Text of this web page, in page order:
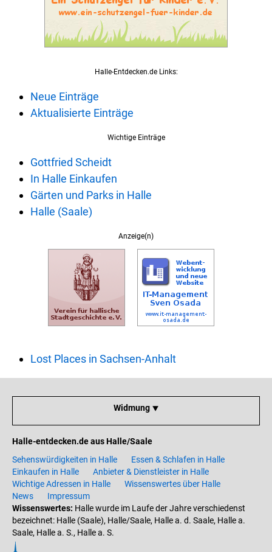
Halle-Entdecken.de Links:
Neue Einträge
Aktualisierte Einträge
Wichtige Einträge
Gottfried Scheidt
In Halle Einkaufen
Gärten und Parks in Halle
Halle (Saale)
Anzeige(n)
Lost Places in Sachsen-Anhalt
Widmung ⯆
Halle-entdecken.de aus Halle/Saale
Sehenswürdigkeiten in Halle
Essen & Schlafen in Halle
Einkaufen in Halle
Anbieter & Dienstleister in Halle
Wichtige Adressen in Halle
Wissenswertes über Halle
News
Impressum
Wissenswertes: Halle wurde im Laufe der Jahre verschiedenst
bezeichnet: Halle (Saale), Halle/Saale, Halle a. d. Saale, Halle a.
Saale, Halle a. S., Halle a. S.